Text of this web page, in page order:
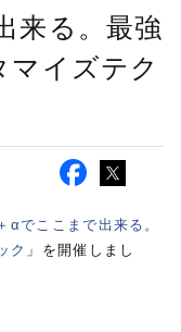
来る。最強
マイズテク
でここまで出来る。
ク 」を開催しまし